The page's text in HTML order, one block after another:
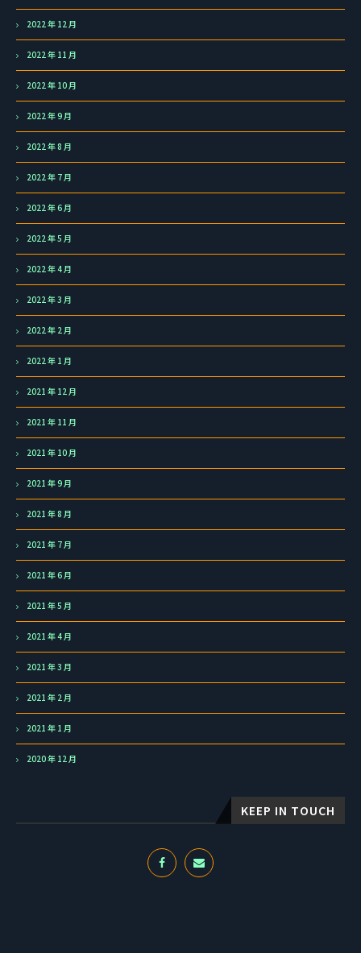
2022 年 12 月
2022 年 11 月
2022 年 10 月
2022 年 9 月
2022 年 8 月
2022 年 7 月
2022 年 6 月
2022 年 5 月
2022 年 4 月
2022 年 3 月
2022 年 2 月
2022 年 1 月
2021 年 12 月
2021 年 11 月
2021 年 10 月
2021 年 9 月
2021 年 8 月
2021 年 7 月
2021 年 6 月
2021 年 5 月
2021 年 4 月
2021 年 3 月
2021 年 2 月
2021 年 1 月
2020 年 12 月
KEEP IN TOUCH